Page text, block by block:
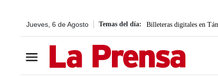
Jueves, 6 de Agosto Billeteras digitales en